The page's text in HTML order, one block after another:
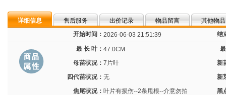
详细信息 售后服务 出价记录 物品留言
其他物品
开始时间： 2026-06-03 21:51:39 结
最 长 叶： 47.0CM
母苗状况： 7片叶
新
四代苗状况： 无
新
焦尾状况： 叶片有损伤--2条甩根--介意勿拍
黑